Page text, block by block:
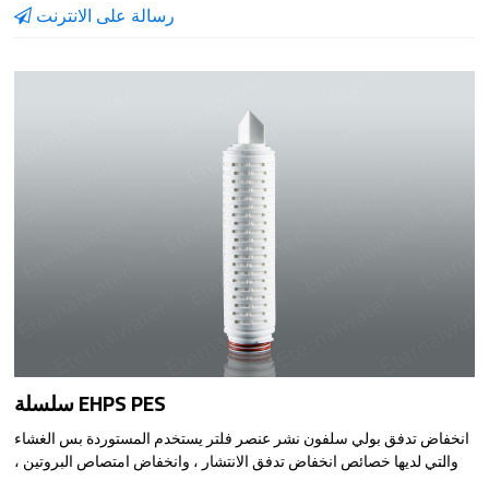
رسالة على الانترنت
سلسلة EHPS PES
انخفاض تدفق بولي سلفون نشر عنصر فلتر يستخدم المستوردة بس الغشاء
، والتي لديها خصائص انخفاض تدفق الانتشار ، وانخفاض امتصاص البروتين ،